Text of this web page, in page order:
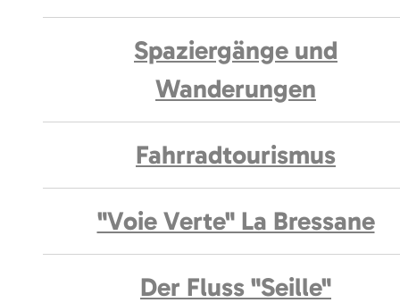
Spaziergänge und
Wanderungen
Fahrradtourismus
"Voie Verte" La Bressane
Der Fluss "Seille"